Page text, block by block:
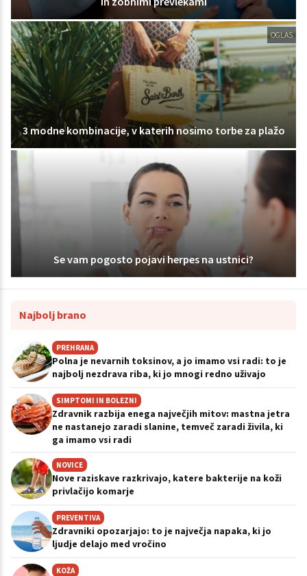
OGLAS
3 modne kombinacije, v katerih nosimo torbe za plažo
Se vam pogosto pojavi herpes na ustnici?
Najbolj brano
PREHRANA
Polna je nevarnih toksinov, a jo imamo vsi radi: to je
najbolj nezdrava riba, ki jo mnogi redno uživajo
SIMPTOMI IN BOLEZNI
Zdravnik razbija enega največjih mitov: mastna jetra
ne nastanejo zaradi slanine, temveč zaradi živila, ki
ga imamo vsi radi
NOVICE
Nove raziskave razkrivajo, katere bakterije na koži
privlačijo komarje
PREVENTIVA
Zdravniki opozarjajo: to je največja napaka, ki jo
ljudje delajo med vročino
KOŽA